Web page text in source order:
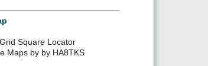
Square Locator
Maps by by HA8TKS